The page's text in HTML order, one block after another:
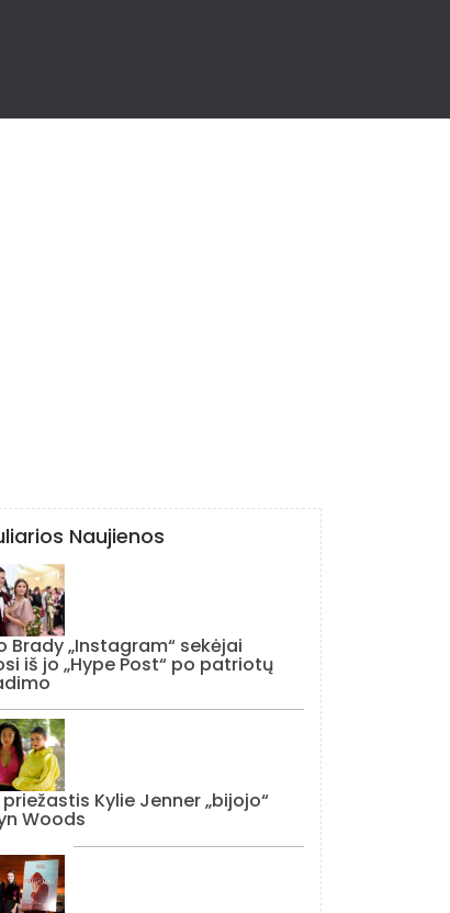
Naujienos
Brady „Instagram“ sekėjai
iš jo „Hype Post“ po patriotų
Kylie Jenner „bijojo“
Woods